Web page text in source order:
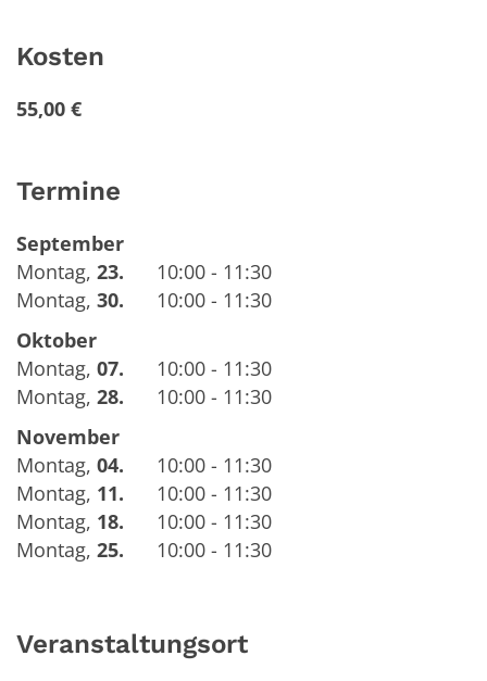
Kosten
55,00 €
Termine
September
Montag, 23.
10:00 - 11:30
Montag, 30.
10:00 - 11:30
Oktober
Montag, 07.
10:00 - 11:30
Montag, 28.
10:00 - 11:30
November
Montag, 04.
10:00 - 11:30
Montag, 11.
10:00 - 11:30
Montag, 18.
10:00 - 11:30
Montag, 25. 10:00 - 11:30
Veranstaltungsort